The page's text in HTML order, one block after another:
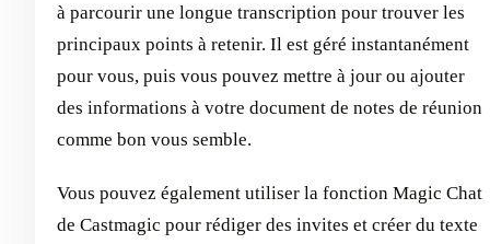
à parcourir une longue transcription pour trouver les
principaux points à retenir. Il est géré instantanément
pour vous, puis vous pouvez mettre à jour ou ajouter
des informations à votre document de notes de réunion
comme bon vous semble.
Vous pouvez également utiliser la fonction Magic Chat
de Castmagic pour rédiger des invites et créer du texte